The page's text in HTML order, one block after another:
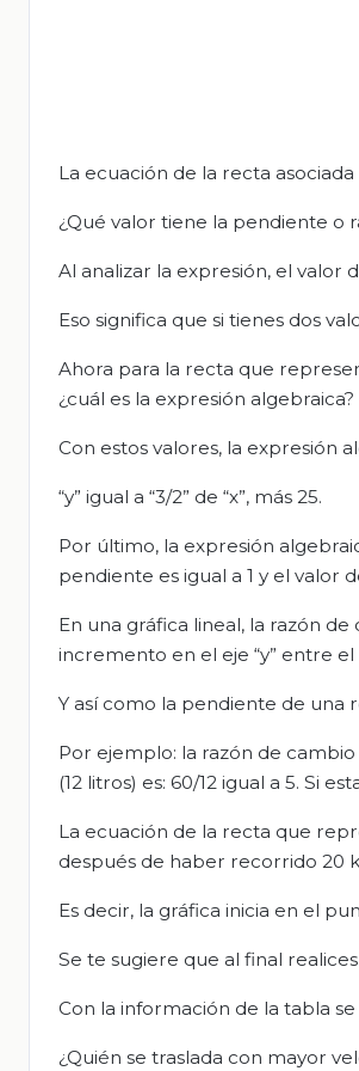
La ecuación de la recta asociada
¿Qué valor tiene la pendiente o
Al analizar la expresión, el valor
Eso significa que si tienes dos
Ahora para la recta que
¿cuál es la expresión algebraica?
Con estos valores, la expresión
“y” igual a “3/2” de “x”, más 25.
Por último, la expresión
pendiente es igual a 1 y el valor
En una gráfica lineal, la razón
incremento en el eje “y” entre el
Y así como la pendiente de una
Por ejemplo: la razón de
(12 litros) es: 60/12 igual a 5. Si
La ecuación de la recta que
después de haber recorrido 20
Es decir, la gráfica inicia en el
Se te sugiere que al final
Con la información de la tabla
¿Quién se traslada con mayor